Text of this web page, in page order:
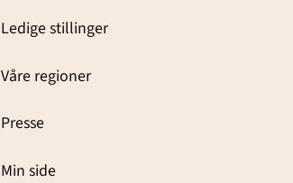
Ledige stillinger
Våre regioner
Presse
Min side